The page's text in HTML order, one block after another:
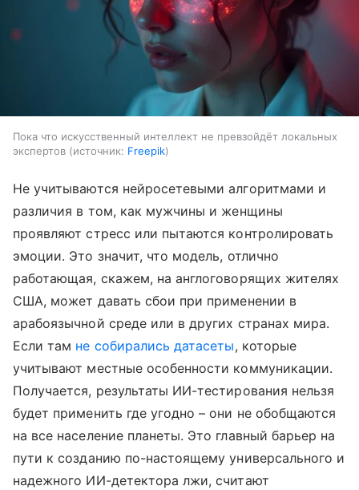
Пока что искусственный интеллект не превзойдёт локальных
экспертов
источник: Freepik
Не учитываются нейросетевыми алгоритмами и
различия в том, как мужчины и женщины
проявляют стресс или пытаются контролировать
эмоции. Это значит, что модель, отлично
работающая, скажем, на англоговорящих жителях
США, может давать сбои при применении в
арабоязычной среде или в других странах мира.
Если там не собирались датасеты, которые
учитывают местные особенности коммуникации.
Получается, результаты ИИ-тестирования нельзя
будет применить где угодно – они не обобщаются
на все население планеты. Это главный барьер на
пути к созданию по-настоящему универсального и
надежного ИИ-детектора лжи, считают